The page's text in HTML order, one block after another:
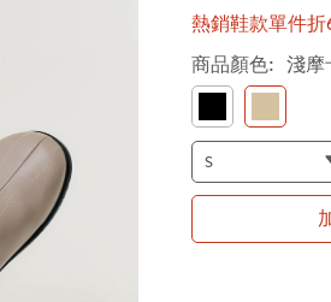
熱銷鞋款單件折
商品顏色: 淺摩